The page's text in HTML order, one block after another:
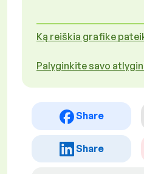
Ką reiškia grafike
Palyginkite savo
Share
Share